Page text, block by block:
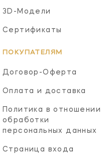
3D-Модели
Сертификаты
ПОКУПАТЕЛЯМ
Договор-Оферта
Оплата и доставка
Политика в отношении
обработки
персональных данных
Страница входа